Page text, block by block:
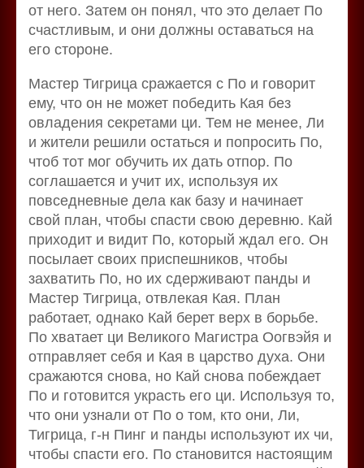
от него. Затем он понял, что это делает По
счастливым, и они должны оставаться на
его стороне.
Мастер Тигрица сражается с По и говорит
ему, что он не может победить Кая без
овладения секретами ци. Тем не менее, Ли
и жители решили остаться и попросить Пo,
чтоб тот мог обучить их дать отпор. По
соглашается и учит их, используя их
повседневные дела как базу и начинает
свой план, чтобы спасти свою деревню. Кай
приходит и видит По, который ждал его. Он
посылает своих приспешников, чтобы
захватить Пo, но их сдерживают панды и
Мастер Тигрица, отвлекая Кая. План
работает, однако Кай берет верх в борьбе.
По хватает ци Великого Магистра Оогвэйя и
отправляет себя и Кая в царство духа. Они
сражаются снова, но Кай снова побеждает
По и готовится украсть его ци. Используя то,
что они узнали от По о том, кто они, Ли,
Тигрица, г-н Пинг и панды используют их чи,
чтобы спасти его. По становится настоящим